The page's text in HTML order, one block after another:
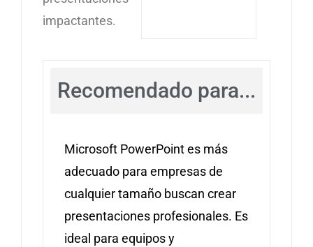
impactantes.
Recomendado para...
Microsoft PowerPoint es más
adecuado para empresas de
cualquier tamaño buscan crear
presentaciones profesionales. Es
ideal para equipos y